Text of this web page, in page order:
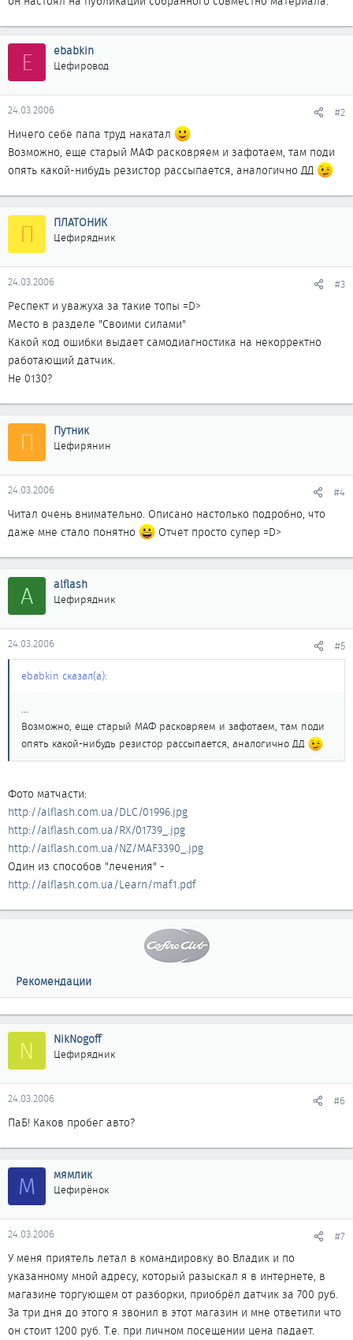
E ebabkin
Цефировод
24.03.2006 #2
Ничего себе папа труд накатал
Возможно, еще старый МАФ расковряем и зафотаем, там поди
опять какой-нибудь резистор рассыпается, аналогично ДД
П ПЛАТОНИК
Цефирядник
24.03.2006 #3
Респект и уважуха за такие топы =D>
Место в разделе "Своими силами"
Какой код ошибки выдает самодиагностика на некорректно
работающий датчик.
Не 0130?
П Путник
Цефирянин
24.03.2006 #4
Читал очень внимательно. Описано настолько подробно, что
даже мне стало понятно
Отчет просто супер =D>
A alflash
Цефирядник
24.03.2006 #5
ebabkin сказал(а):
...
Возможно, еще старый МАФ расковряем и зафотаем, там поди
опять какой-нибудь резистор рассыпается, аналогично ДД
Фото матчасти:
http://alflash.com.ua/DLC/01996.jpg
http://alflash.com.ua/RX/01739_.jpg
http://alflash.com.ua/NZ/MAF3390_.jpg
Один из способов "лечения" -
http://alflash.com.ua/Learn/maf1.pdf
Рекомендации
N NikNogoff
Цефирядник
24.03.2006 #6
ПаБ! Каков пробег авто?
М мямлик
Цефирёнок
24.03.2006 #7
У меня приятель летал в командировку во Владик и по
указанному мной адресу, который разыскал я в интернете, в
магазине торгующем от разборки, приобрёл датчик за 700 руб.
За три дня до этого я звонил в этот магазин и мне ответили что
он стоит 1200 руб. Т.е. при личном посещении цена падает.